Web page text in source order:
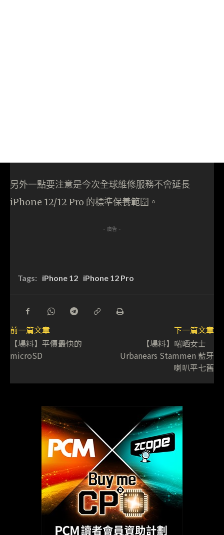
另外一點要注意是今次全球維修服務不會延長
iPhone 12/12 Pro 的標準保養範圍。
- 廣告 -
Tags: iPhone 12 iPhone 12 Pro
前一篇文章
【場料】平價最快的
microSD
下一篇文章
【場料】啱晒女士
Urbanears Stammen 藍牙
喇叭平七舊